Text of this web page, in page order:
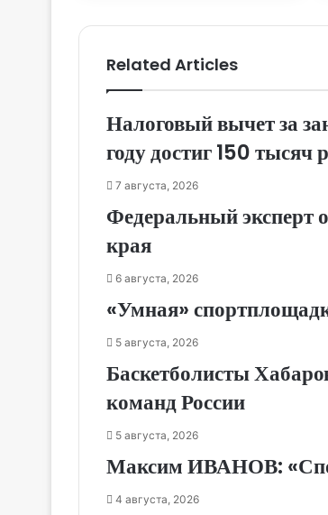
Related Articles
Налоговый вычет за
году достиг 150 тысяч
7 августа, 2026
Федеральный эксперт
края
6 августа, 2026
«Умная»
5 августа, 2026
Баскетболисты
команд России
5 августа, 2026
Максим ИВАНОВ:
4 августа, 2026